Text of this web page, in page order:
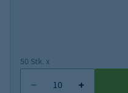
50 Stk. x